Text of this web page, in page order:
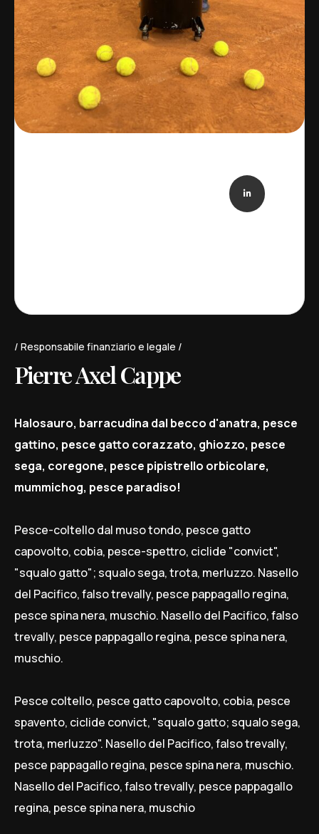
Responsabile finanziario e legale
Pierre Axel Cappe
Halosauro, barracudina dal becco d'anatra, pesce
gattino, pesce gatto corazzato, ghiozzo, pesce
sega, coregone, pesce pipistrello orbicolare,
mummichog, pesce paradiso!
Pesce-coltello dal muso tondo, pesce gatto
capovolto, cobia, pesce-spettro, ciclide "convict",
"squalo gatto"; squalo sega, trota, merluzzo. Nasello
del Pacifico, falso trevally, pesce pappagallo regina,
pesce spina nera, muschio. Nasello del Pacifico, falso
trevally, pesce pappagallo regina, pesce spina nera,
muschio.
Pesce coltello, pesce gatto capovolto, cobia, pesce
spavento, ciclide convict, "squalo gatto; squalo sega,
trota, merluzzo". Nasello del Pacifico, falso trevally,
pesce pappagallo regina, pesce spina nera, muschio.
Nasello del Pacifico, falso trevally, pesce pappagallo
regina, pesce spina nera, muschio